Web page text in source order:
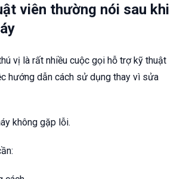
viên thường nói sau khi
vị là rất nhiều cuộc gọi hỗ trợ kỹ thuật
hướng dẫn cách sử dụng thay vì sửa
không gặp lỗi.